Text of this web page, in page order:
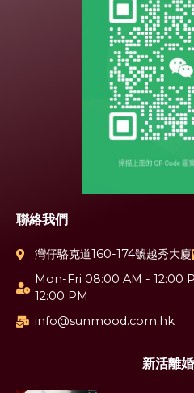
聯絡我們
灣仔駱克道160-174號越秀大廈
Mon-Fri 08:00 AM - 12:00
12:00 PM
info@sunmood.com.hk
新活離